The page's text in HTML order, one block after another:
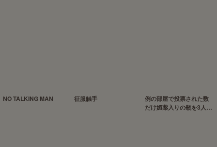
NO TALKING MAN 征服触手
例の部屋で投票された数
だけ媚薬入りの瓶を3人に